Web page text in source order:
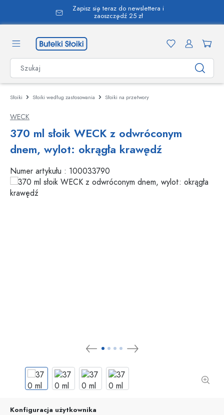
zawartości
Zapisz się teraz do newslettera i
zaoszczędź 25 zł
Słoiki Słoiki według zastosowania Słoiki na przetwory
WECK
370 ml słoik WECK z odwróconym
dnem, wylot: okrągła krawędź
Numer artykułu : 100033790
Konfiguracja użytkownika